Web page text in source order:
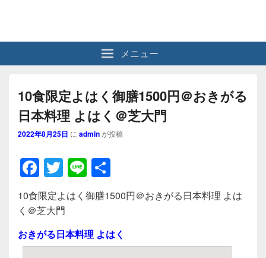
メニュー
10食限定よはく御膳1500円＠おきがる
日本料理 よはく＠芝大門
2022年8月25日 に adminが投稿
F
a
c
e
b
T
wi
tt
er
Li
n
e
有
10食限定よはく御膳1500円＠おきがる日本料理 よは
く＠芝大門
おきがる日本料理 よはく